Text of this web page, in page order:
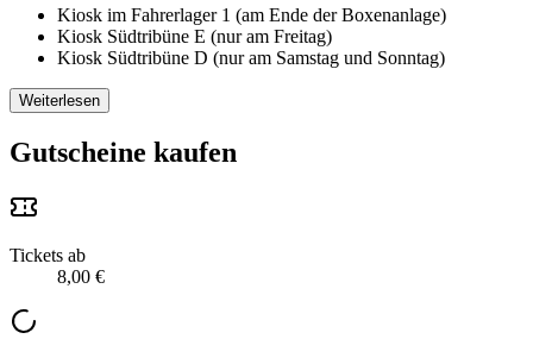
Kiosk im Fahrerlager 1 (am Ende der Boxenanlage)
Kiosk Südtribüne E (nur am Freitag)
Kiosk Südtribüne D (nur am Samstag und Sonntag)
Weiterlesen
Gutscheine kaufen
Tickets ab
8,00 €